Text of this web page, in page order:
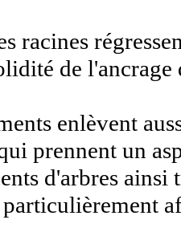
racines
de
enlèvent
prennent un
d'arbres ainsi